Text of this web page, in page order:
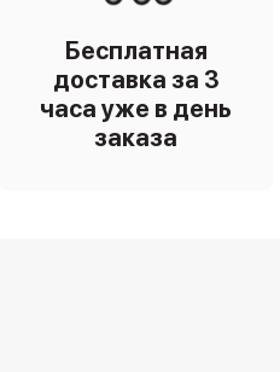
Бесплатная
доставка за 3
часа уже в день
заказа